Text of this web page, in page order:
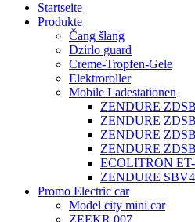
Startseite
Produkte
Čang šlang
Dzirlo guard
Creme-Tropfen-Gele
Elektroroller
Mobile Ladestationen
ZENDURE
ZENDURE
ZENDURE
ZENDURE
ECOLITRON
ZENDURE
Promo Electric car
Model city mini car
ZEEKR 007